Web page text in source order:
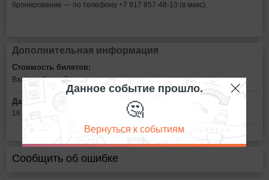
бронирование — по телефону +7 917 857‑48‑13 (в макс).
Дополнительная информация
Стоимость билетов:
Вход свободный
Дата:
16 мая в 18:30
Сообщить об ошибке
Данное событие прошло.
🤔
Вернуться к событиям